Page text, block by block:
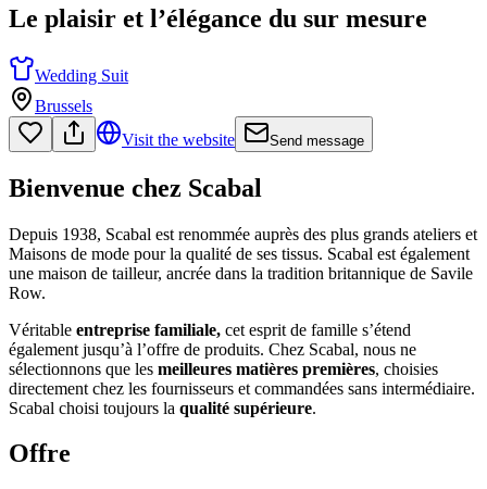
Le plaisir et l’élégance du sur mesure
Wedding Suit
Brussels
Visit the website
Send message
Bienvenue chez Scabal
Depuis 1938, Scabal est renommée auprès des plus grands ateliers et
Maisons de mode pour la qualité de ses tissus. Scabal est également
une maison de tailleur, ancrée dans la tradition britannique de Savile
Row.
Véritable entreprise familiale, cet esprit de famille s’étend
également jusqu’à l’offre de produits. Chez Scabal, nous ne
sélectionnons que les meilleures matières premières, choisies
directement chez les fournisseurs et commandées sans intermédiaire.
Scabal choisi toujours la qualité supérieure.
Offre